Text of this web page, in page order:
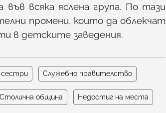
във всяка яслена група. По тази
промени, които да облекчат
в детските заведения.
сестри Служебно правителство
Столична община Недостиг на места